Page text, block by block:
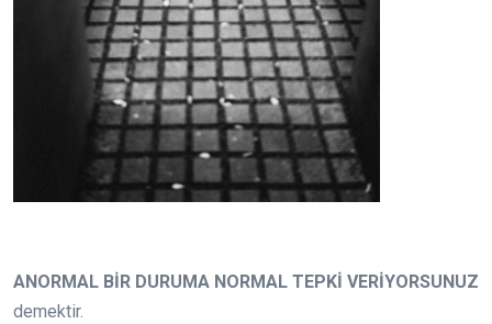
ANORMAL BİR DURUMA NORMAL TEPKİ VERİYORSUNUZ
demektir.